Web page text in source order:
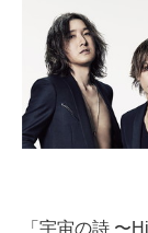
「宇宙の詩 〜